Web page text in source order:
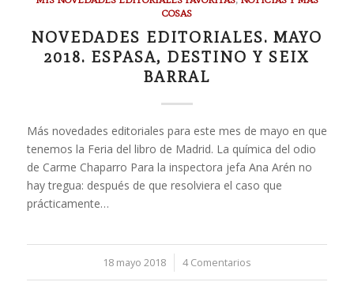
COSAS
NOVEDADES EDITORIALES. MAYO
2018. ESPASA, DESTINO Y SEIX
BARRAL
Más novedades editoriales para este mes de mayo en que
tenemos la Feria del libro de Madrid. La química del odio
de Carme Chaparro Para la inspectora jefa Ana Arén no
hay tregua: después de que resolviera el caso que
prácticamente…
18 mayo 2018
/ 4 Comentarios